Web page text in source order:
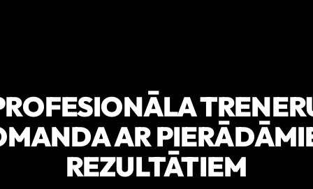
AR
REZULTĀTIEM